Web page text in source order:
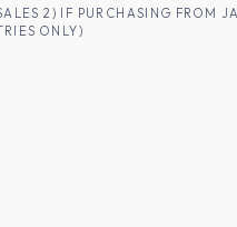
2) IF PURCHASING FROM
ONLY)